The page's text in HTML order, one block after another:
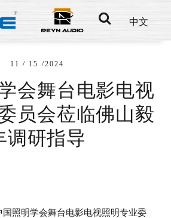
中文
11 / 15 /2024
会舞台电影电视
员会莅临佛山毅
调研指导
国照明学会舞台电影电视照明专业委